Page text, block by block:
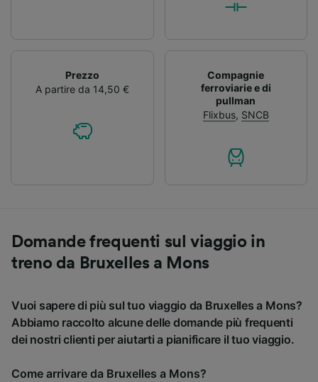
Prezzo
A partire da 14,50 €
Compagnie
ferroviarie e di
pullman
Flixbus, SNCB
Domande frequenti sul viaggio in
treno da Bruxelles a Mons
Vuoi sapere di più sul tuo viaggio da Bruxelles a Mons?
Abbiamo raccolto alcune delle domande più frequenti
dei nostri clienti per aiutarti a pianificare il tuo viaggio.
Come arrivare da Bruxelles a Mons?